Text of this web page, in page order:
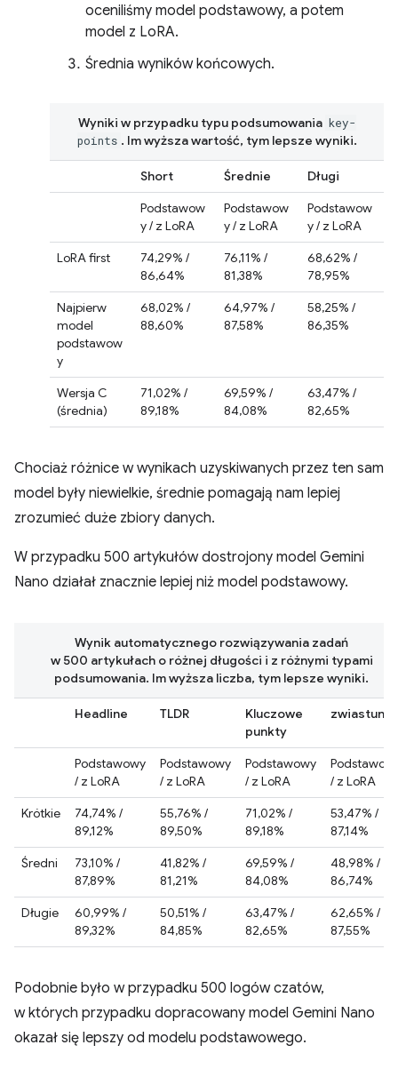
oceniliśmy model podstawowy, a potem
model z LoRA.
Średnia wyników końcowych.
Short Średnie
Długi
Podstawow
y / z LoRA
Podstawow
y / z LoRA
Podstawow
y / z LoRA
LoRA first
74,29% /
86,64%
76,11% /
81,38%
68,62% /
78,95%
Najpierw
model
podstawow
y
68,02% /
88,60%
64,97% /
87,58%
58,25% /
86,35%
Wersja C
(średnia)
71,02% /
89,18%
69,59% /
84,08%
63,47% /
82,65%
Wyniki w przypadku typu podsumowania key-
points . Im wyższa wartość, tym lepsze wyniki.
Chociaż różnice w wynikach uzyskiwanych przez ten sam
model były niewielkie, średnie pomagają nam lepiej
zrozumieć duże zbiory danych.
W przypadku 500 artykułów dostrojony model Gemini
Nano działał znacznie lepiej niż model podstawowy.
Headline TLDR
Kluczowe
punkty
zwiastun
Podstawowy
/ z LoRA
Podstawowy
/ z LoRA
Podstawowy
/ z LoRA
/ z LoRA
Krótkie
74,74% /
89,12%
55,76% /
89,50%
71,02% /
89,18%
53,47% /
87,14%
Średni
73,10% /
87,89%
41,82% /
81,21%
69,59% /
84,08%
48,98% /
86,74%
Długie
60,99% /
89,32%
50,51% /
84,85%
63,47% /
82,65%
62,65% /
87,55%
Wynik automatycznego rozwiązywania zadań
w 500 artykułach o różnej długości i z różnymi typami
podsumowania. Im wyższa liczba, tym lepsze wyniki.
Podobnie było w przypadku 500 logów czatów,
w których przypadku dopracowany model Gemini Nano
okazał się lepszy od modelu podstawowego.